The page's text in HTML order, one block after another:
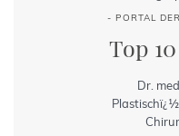
- PORTAL
Top
Dr.